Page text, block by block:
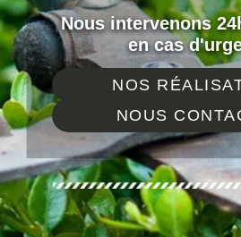
Nous intervenons
en cas
NOS
NOUS